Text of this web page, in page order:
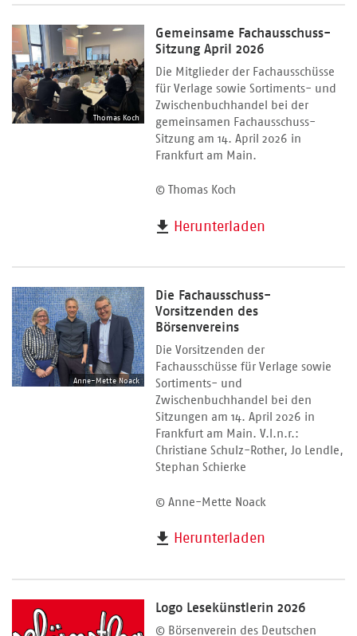
Thomas Koch
Gemeinsame Fachausschuss-
Sitzung April 2026
Die Mitglieder der Fachausschüsse
für Verlage sowie Sortiments- und
Zwischenbuchhandel bei der
gemeinsamen Fachausschuss-
Sitzung am 14. April 2026 in
Frankfurt am Main.
© Thomas Koch
Herunterladen
Anne-Mette Noack
Die Fachausschuss-
Vorsitzenden des
Börsenvereins
Die Vorsitzenden der
Fachausschüsse für Verlage sowie
Sortiments- und
Zwischenbuchhandel bei den
Sitzungen am 14. April 2026 in
Frankfurt am Main. V.l.n.r.:
Christiane Schulz-Rother, Jo Lendle,
Stephan Schierke
© Anne-Mette Noack
Herunterladen
Logo Lesekünstlerin 2026
© Börsenverein des Deutschen